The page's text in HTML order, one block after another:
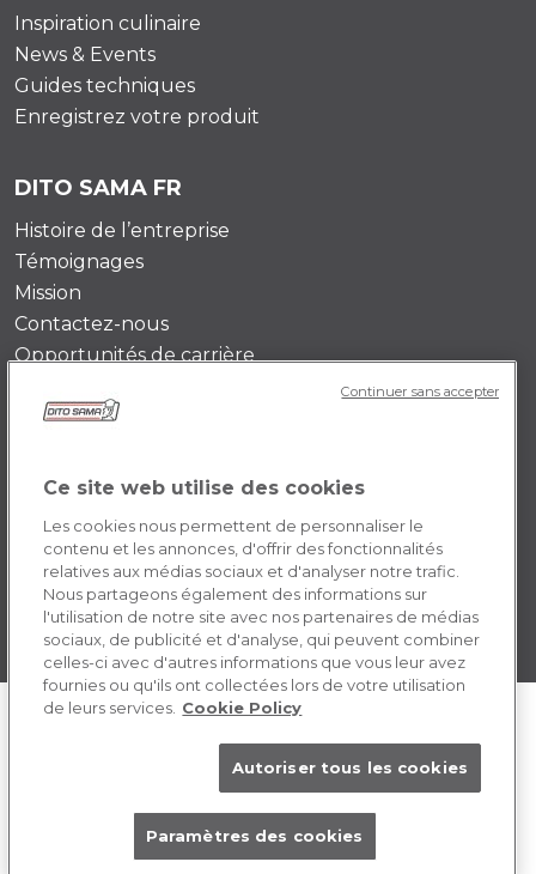
Inspiration culinaire
News & Events
Guides techniques
Enregistrez votre produit
DITO SAMA FR
Histoire de l’entreprise
Témoignages
Mission
Contactez-nous
Opportunités de carrière
POLICY FR
Cookie
Ce site web utilise des cookies
Les cookies nous permettent de personnaliser le
contenu et les annonces, d'offrir des fonctionnalités
relatives aux médias sociaux et d'analyser notre trafic.
Nous partageons également des informations sur
l'utilisation de notre site avec nos partenaires de médias
sociaux, de publicité et d'analyse, qui peuvent combiner
celles-ci avec d'autres informations que vous leur avez
fournies ou qu'ils ont collectées lors de votre utilisation
de leurs services. Cookie Policy
Autoriser tous les cookies
Paramètres des cookies
Continuer sans accepter